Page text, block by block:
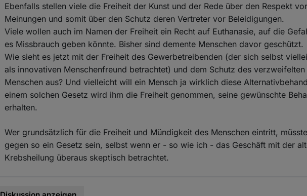
Ebenfalls stellen viele die Freiheit der Kunst und der Rede über den Respekt
Meinungen und somit über den Schutz deren Vertreter vor Beleidigungen.
Viele wollen auch im Namen der Freiheit ein Recht auf Euthanasie, auf die
es Missbrauch geben könnte. Bisher sind demente Menschen davor geschützt.
Wie sieht es jetzt mit der Freiheit des Gewerbetreibenden (der sich selbst
als innovativen Menschenfreund betrachtet) und dem Schutz des
Menschen aus? Und vielleicht will ein Mensch ja wirklich diese
einem solchen Gesetz wird ihm die Freiheit genommen, seine gewünschte
erhalten.
Wer grundsätzlich für die Freiheit und Mündigkeit des Menschen eintritt,
gegen so ein Gesetz sein, selbst wenn er - so wie ich - das Geschäft mit der
Krebsheilung überaus skeptisch betrachtet.